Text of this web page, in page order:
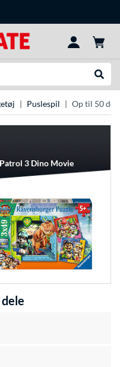
Puslespil Op til 50
3 Dino Movie